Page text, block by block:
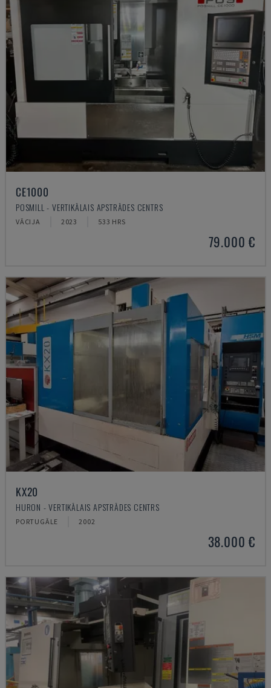
CE1000
POSMILL - VERTIKĀLAIS APSTRĀDES CENTRS
VĀCIJA 2023 533 HRS
79.000 €
KX20
HURON - VERTIKĀLAIS APSTRĀDES CENTRS
PORTUGĀLE 2002
38.000 €